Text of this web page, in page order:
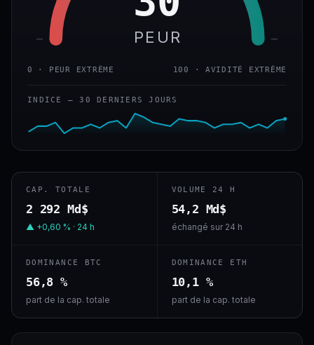
PEUR
0 · PEUR EXTRÊME 100 · AVIDITÉ EXTRÊME
INDICE — 30 DERNIERS JOURS
CAP. TOTALE
2 292 Md$
▲ +0,60 % · 24 h
VOLUME 24 H
54,2 Md$
échangé sur 24 h
DOMINANCE BTC
56,8 %
part de la cap. totale
DOMINANCE ETH
10,1 %
part de la cap. totale